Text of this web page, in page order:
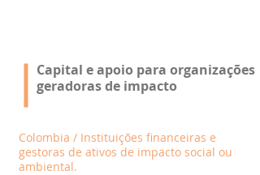
Capital e apoio para organizações
geradoras de impacto
Colombia / Instituições financeiras e
gestoras de ativos de impacto social ou
ambiental.